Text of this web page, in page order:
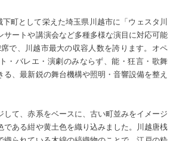
町として栄えた埼玉県川越市に「ウェスタ川
サートや講演会など多種多様な演目に対応可能
で、川越市最大の収容人数を誇ります。オペ
・バレエ・演劇のみならず、能・狂言・歌舞
る、最新鋭の舞台機構や照明・音響設備を整え
して、赤系をベースに、古い町並みをイメージ
である紺や黄土色を織り込みました。川越唐桟